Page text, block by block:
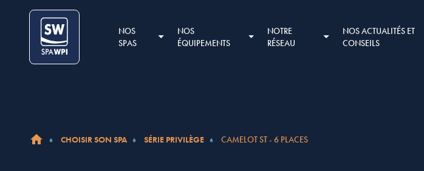
NOS
SPAS
NOS
ÉQUIPEMENTS
NOTRE
RÉSEAU
NOS ACTUALITÉS ET
CONSEILS
CHOISIR SON SPA SÉRIE PRIVILÈGE CAMELOT ST - 6 PLACES